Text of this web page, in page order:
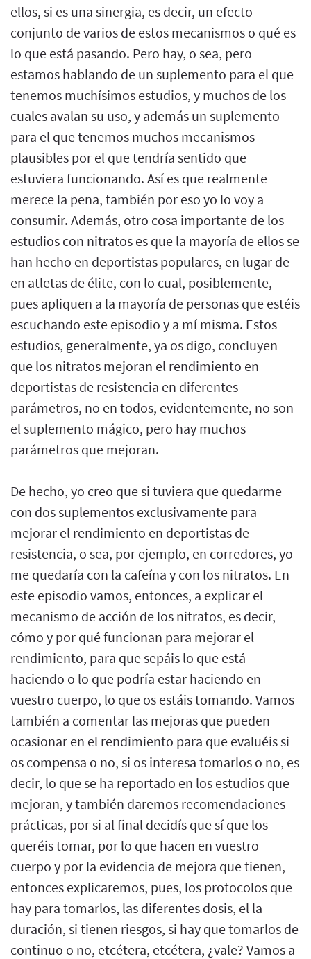
ellos, si es una sinergia, es decir, un efecto
conjunto de varios de estos mecanismos o qué es
lo que está pasando. Pero hay, o sea, pero
estamos hablando de un suplemento para el que
tenemos muchísimos estudios, y muchos de los
cuales avalan su uso, y además un suplemento
para el que tenemos muchos mecanismos
plausibles por el que tendría sentido que
estuviera funcionando. Así es que realmente
merece la pena, también por eso yo lo voy a
consumir. Además, otro cosa importante de los
estudios con nitratos es que la mayoría de ellos se
han hecho en deportistas populares, en lugar de
en atletas de élite, con lo cual, posiblemente,
pues apliquen a la mayoría de personas que estéis
escuchando este episodio y a mí misma. Estos
estudios, generalmente, ya os digo, concluyen
que los nitratos mejoran el rendimiento en
deportistas de resistencia en diferentes
parámetros, no en todos, evidentemente, no son
el suplemento mágico, pero hay muchos
parámetros que mejoran.
De hecho, yo creo que si tuviera que quedarme
con dos suplementos exclusivamente para
mejorar el rendimiento en deportistas de
resistencia, o sea, por ejemplo, en corredores, yo
me quedaría con la cafeína y con los nitratos. En
este episodio vamos, entonces, a explicar el
mecanismo de acción de los nitratos, es decir,
cómo y por qué funcionan para mejorar el
rendimiento, para que sepáis lo que está
haciendo o lo que podría estar haciendo en
vuestro cuerpo, lo que os estáis tomando. Vamos
también a comentar las mejoras que pueden
ocasionar en el rendimiento para que evaluéis si
os compensa o no, si os interesa tomarlos o no, es
decir, lo que se ha reportado en los estudios que
mejoran, y también daremos recomendaciones
prácticas, por si al final decidís que sí que los
queréis tomar, por lo que hacen en vuestro
cuerpo y por la evidencia de mejora que tienen,
entonces explicaremos, pues, los protocolos que
hay para tomarlos, las diferentes dosis, el la
duración, si tienen riesgos, si hay que tomarlos de
continuo o no, etcétera, etcétera, ¿vale? Vamos a